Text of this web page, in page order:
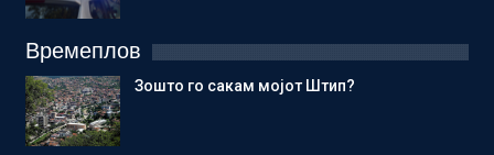
Времеплов
Зошто го сакам мојот Штип?